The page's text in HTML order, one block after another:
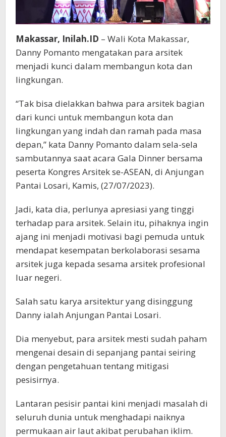
Makassar, Inilah.ID – Wali Kota Makassar,
Danny Pomanto mengatakan para arsitek
menjadi kunci dalam membangun kota dan
lingkungan.
“Tak bisa dielakkan bahwa para arsitek bagian
dari kunci untuk membangun kota dan
lingkungan yang indah dan ramah pada masa
depan,” kata Danny Pomanto dalam sela-sela
sambutannya saat acara Gala Dinner bersama
peserta Kongres Arsitek se-ASEAN, di Anjungan
Pantai Losari, Kamis, (27/07/2023).
Jadi, kata dia, perlunya apresiasi yang tinggi
terhadap para arsitek. Selain itu, pihaknya ingin
ajang ini menjadi motivasi bagi pemuda untuk
mendapat kesempatan berkolaborasi sesama
arsitek juga kepada sesama arsitek profesional
luar negeri.
Salah satu karya arsitektur yang disinggung
Danny ialah Anjungan Pantai Losari.
Dia menyebut, para arsitek mesti sudah paham
mengenai desain di sepanjang pantai seiring
dengan pengetahuan tentang mitigasi
pesisirnya.
Lantaran pesisir pantai kini menjadi masalah di
seluruh dunia untuk menghadapi naiknya
permukaan air laut akibat perubahan iklim.